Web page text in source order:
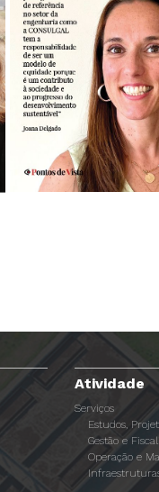
Atividade
Serviços
Estudos,
Gestão e
Operação e